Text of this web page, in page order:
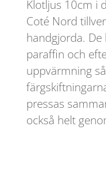
Klotljus 10cm i
Coté Nord
handgjorda.
paraffin och
uppvärmning
pressas
också helt